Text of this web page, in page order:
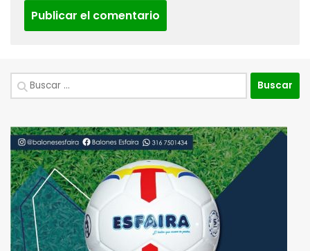
Buscar: